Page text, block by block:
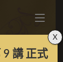
9 講正式
X